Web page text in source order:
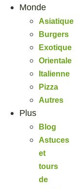
Monde
Asiatique
Burgers
Exotique
Orientale
Italienne
Pizza
Autres
Plus
Blog
Astuces
et
tours
de